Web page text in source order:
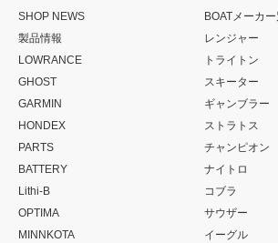
SHOP NEWS
製品情報
LOWRANCE
GHOST
GARMIN
HONDEX
PARTS
BATTERY
Lithi-B
OPTIMA
MINNKOTA
BOATメーカ
レンジャー
トライトン
スキーター
ギャンブラー
ストラトス
チャンピオン
ナイトロ
コブラ
サウザー
イーグル